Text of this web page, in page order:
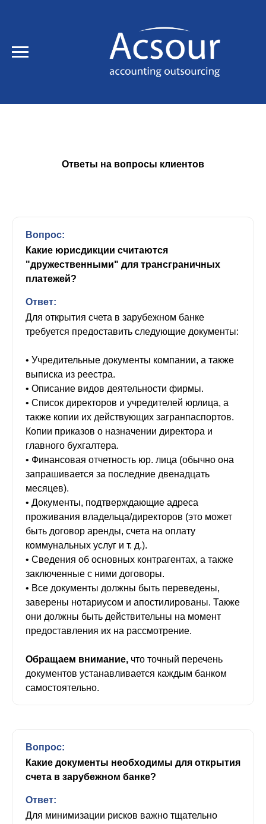
Ответы на вопросы клиентов
Вопрос:
Какие юрисдикции считаются
"дружественными" для трансграничных
платежей?
Ответ:
Для открытия счета в зарубежном банке
требуется предоставить следующие документы:
• Учредительные документы компании, а также
выписка из реестра.
• Описание видов деятельности фирмы.
• Список директоров и учредителей юрлица, а
также копии их действующих загранпаспортов.
Копии приказов о назначении директора и
главного бухгалтера.
• Финансовая отчетность юр. лица (обычно она
запрашивается за последние двенадцать
месяцев).
• Документы, подтверждающие адреса
проживания владельца/директоров (это может
быть договор аренды, счета на оплату
коммунальных услуг и т. д.).
• Сведения об основных контрагентах, а также
заключенные с ними договоры.
• Все документы должны быть переведены,
заверены нотариусом и апостилированы. Также
они должны быть действительны на момент
предоставления их на рассмотрение.
Обращаем внимание, что точный перечень
документов устанавливается каждым банком
самостоятельно.
Вопрос:
Какие документы необходимы для открытия
счета в зарубежном банке?
Ответ:
Для минимизации рисков важно тщательно